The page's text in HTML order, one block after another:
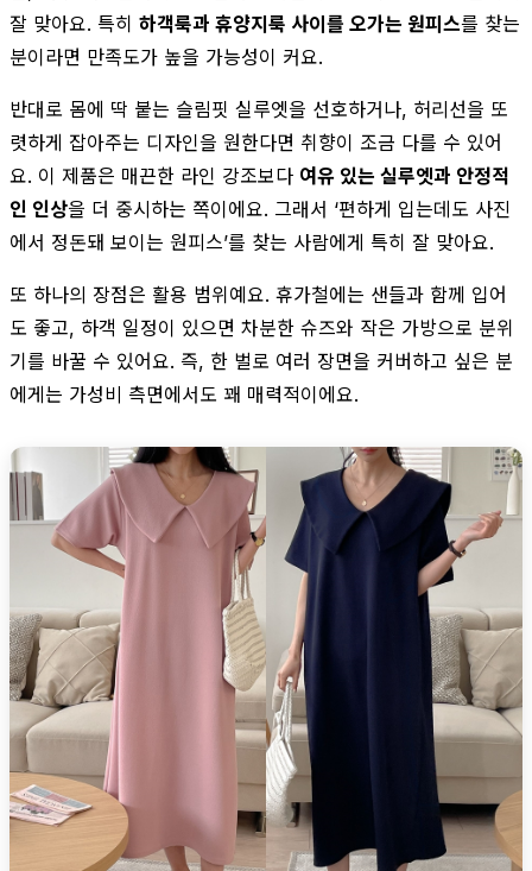
잘 맞아요. 특히 하객룩과 휴양지룩 사이를 오가는 원피스를 찾는
분이라면 만족도가 높을 가능성이 커요.
반대로 몸에 딱 붙는 슬림핏 실루엣을 선호하거나, 허리선을 또
렷하게 잡아주는 디자인을 원한다면 취향이 조금 다를 수 있어
요. 이 제품은 매끈한 라인 강조보다 여유 있는 실루엣과 안정적
인 인상을 더 중시하는 쪽이에요. 그래서 ‘편하게 입는데도 사진
에서 정돈돼 보이는 원피스’를 찾는 사람에게 특히 잘 맞아요.
또 하나의 장점은 활용 범위예요. 휴가철에는 샌들과 함께 입어
도 좋고, 하객 일정이 있으면 차분한 슈즈와 작은 가방으로 분위
기를 바꿀 수 있어요. 즉, 한 벌로 여러 장면을 커버하고 싶은 분
에게는 가성비 측면에서도 꽤 매력적이에요.